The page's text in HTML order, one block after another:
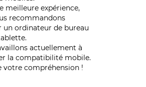
meilleure expérience,
recommandons
un ordinateur de bureau
actuellement à
la compatibilité mobile.
votre compréhension !